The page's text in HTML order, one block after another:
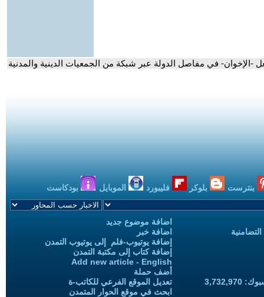
-الإخوان- في مفاصل الدولة عبر شبكة من الجمعيات الدينية والمدنية
بنترست بلوكر فليبورد الموبايل بودكاست
اضافة موضوع جديد
اضافة خبر
إضافة يوتيوب-فلم إلى يوتيوب التمدن
إضافة كتاب إلى مكتبة التمدن
Add new article - English
أضف حملة
تعديل الموقع الفرعي للكاتب-ة
ابحث في موقع الحوار المتمدن